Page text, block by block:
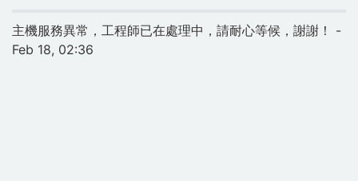
主機服務異常，工程師已在處理中，請耐心等候，謝謝！ -
Feb 18, 02:36